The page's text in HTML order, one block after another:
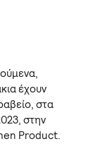
έχουν
στα
στην
Product.